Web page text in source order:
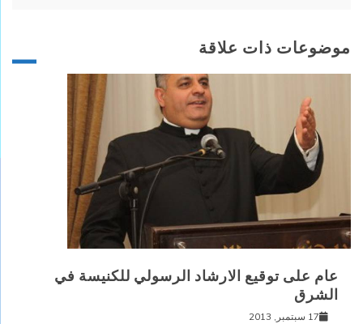
موضوعات ذات علاقة
عام على توقيع الارشاد الرسولي للكنيسة في
الشرق
17 سبتمبر, 2013